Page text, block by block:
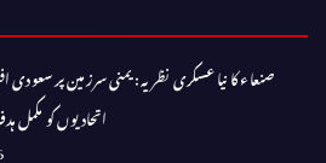
صنعاء کا نیا عسکری نظریہ: یمنی سرزمین پر
اتحادیوں کو مکمل